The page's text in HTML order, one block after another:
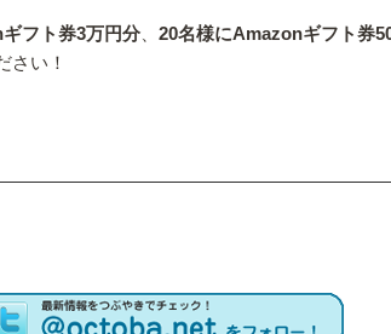
フト券3万円分 20名様にAmazonギフト券
さい！